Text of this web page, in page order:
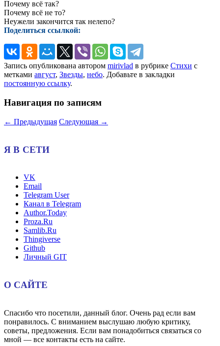
Почему всё так?
Почему всё не то?
Неужели закончится так нелепо?
Поделиться ссылкой:
Запись опубликована автором mirivlad в рубрике Стихи с
метками август, Звезды, небо. Добавьте в закладки
постоянную ссылку.
Навигация по записям
← Предыдущая Следующая →
Я В СЕТИ
VK
Email
Telegram User
Канал в Telegram
Author.Today
Proza.Ru
Samlib.Ru
Thingiverse
Github
Личный GIT
О САЙТЕ
Спасибо что посетили, данный блог. Очень рад если вам
понравилось. С вниманием выслушаю любую критику,
советы, предложения. Если вам понадобиться связаться со
мной — все контакты есть на сайте.